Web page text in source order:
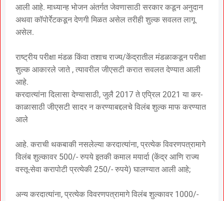
आली आहे. माध्यान्ह भोजन अंतर्गत जेवणासाठी सरकार कडून अनुदान
अथवा कॉपोर्रेटकडून देणगी मिळत असेल तरीही शुल्क सवलत लागू
असेल.
राष्ट्रीय परीक्षा मंडळ किंवा तशाच राज्य/केंद्रातील मंडळाकडून परीक्षा
शुल्क आकारले जाते , त्यावरील जीएसटी करात सवलत देण्यात आली
आहे.
करदात्यांना दिलासा देण्यासाठी, जुलै 2017 ते एप्रिल 2021 या कर-
काळासाठी जीएसटी सादर न करण्याबद्दलचे विलंब शुल्क माफ करण्यात
आले
आहे. कराची थकबाकी नसलेल्या करदात्यांना, प्रत्येक विवरणपत्रामागे
विलंब शुल्कावर 500/- रुपये इतकी कमाल मयार्दा (केंद्र आणि राज्य
वस्तू-सेवा करापोटी प्रत्येकी 250/- रुपये) घालण्यात आली आहे;
अन्य करदात्यांना, प्रत्येक विवरणपत्रामागे विलंब शुल्कावर 1000/-